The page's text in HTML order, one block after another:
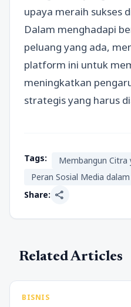
upaya meraih sukses
Dalam menghadapi
peluang yang ada,
platform ini untuk
meningkatkan
strategis yang harus
Tags:
Membangun Citra
Peran Sosial Media
Share: share
Related Articles
BISNIS